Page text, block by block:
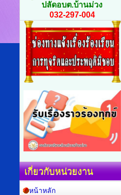
ปลัดอบต.บ้านม่วง
032-297-004
เกี่ยวกับหน่วยงาน
หน้าหลัก